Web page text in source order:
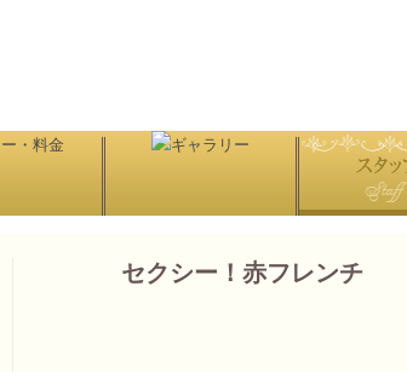
セクシー！赤フレンチ